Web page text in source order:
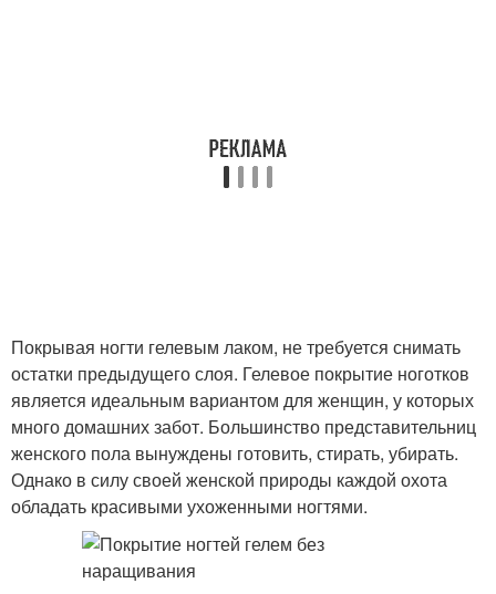
Покрывая ногти гелевым лаком, не требуется снимать
остатки предыдущего слоя. Гелевое покрытие ноготков
является идеальным вариантом для женщин, у которых
много домашних забот. Большинство представительниц
женского пола вынуждены готовить, стирать, убирать.
Однако в силу своей женской природы каждой охота
обладать красивыми ухоженными ногтями.